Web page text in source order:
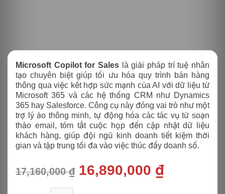
Microsoft Copilot for Sales là giải pháp trí tuệ nhân
tạo chuyên biệt giúp tối ưu hóa quy trình bán hàng
thông qua việc kết hợp sức mạnh của AI với dữ liệu từ
Microsoft 365 và các hệ thống CRM như Dynamics
365 hay Salesforce. Công cụ này đóng vai trò như một
trợ lý ảo thông minh, tự động hóa các tác vụ từ soạn
thảo email, tóm tắt cuộc họp đến cập nhật dữ liệu
khách hàng, giúp đội ngũ kinh doanh tiết kiệm thời
gian và tập trung tối đa vào việc thúc đẩy doanh số.
17,160,000₫ Giá
16,890,000 ₫Giá